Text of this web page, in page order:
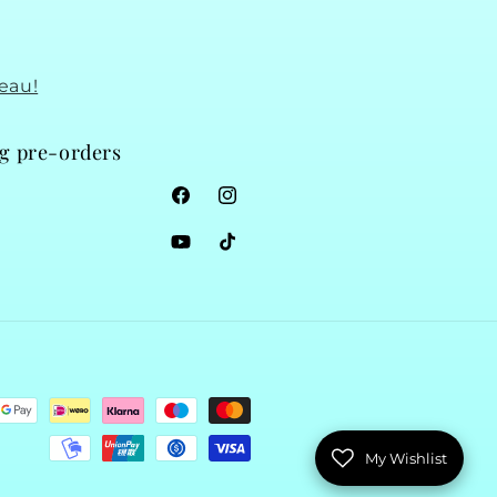
pre-orders
FacebookInstagram
YouTubeTikTok
My Wishlist